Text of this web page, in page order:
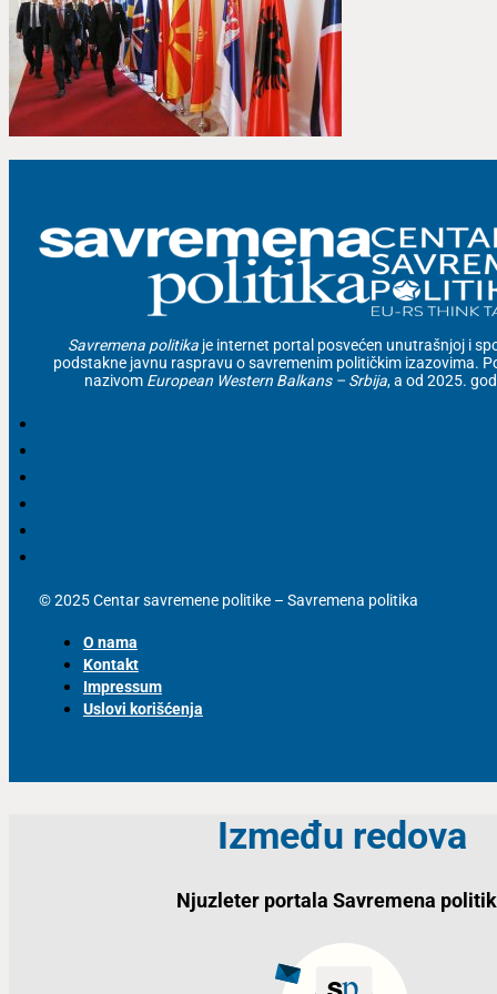
Savremena politika je internet portal posvećen unutrašnjoj i
podstakne javnu raspravu o savremenim političkim izazovima.
nazivom European Western Balkans – Srbija, a od 2025.
© 2025 Centar savremene politike – Savremena politika
O nama
Kontakt
Impressum
Uslovi korišćenja
Između redova
Njuzleter portala Savremena